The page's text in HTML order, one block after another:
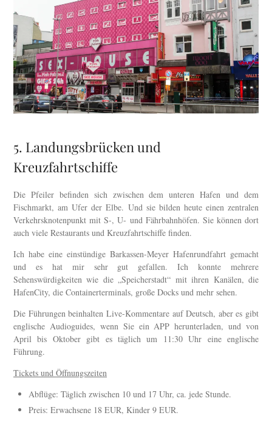
5. Landungsbrücken und
Kreuzfahrtschiffe
Die Pfeiler befinden sich zwischen dem unteren Hafen und dem
Fischmarkt, am Ufer der Elbe. Und sie bilden heute einen zentralen
Verkehrsknotenpunkt mit S-, U- und Fährbahnhöfen. Sie können dort
auch viele Restaurants und Kreuzfahrtschiffe finden.
Ich habe eine einstündige Barkassen-Meyer Hafenrundfahrt gemacht
und es hat mir sehr gut gefallen. Ich konnte mehrere
Sehenswürdigkeiten wie die „Speicherstadt“ mit ihren Kanälen, die
HafenCity, die Containerterminals, große Docks und mehr sehen.
Die Führungen beinhalten Live-Kommentare auf Deutsch, aber es gibt
englische Audioguides, wenn Sie ein APP herunterladen, und von
April bis Oktober gibt es täglich um 11:30 Uhr eine englische
Führung.
Tickets und Öffnungszeiten
Abflüge: Täglich zwischen 10 und 17 Uhr, ca. jede Stunde.
Preis: Erwachsene 18 EUR, Kinder 9 EUR.